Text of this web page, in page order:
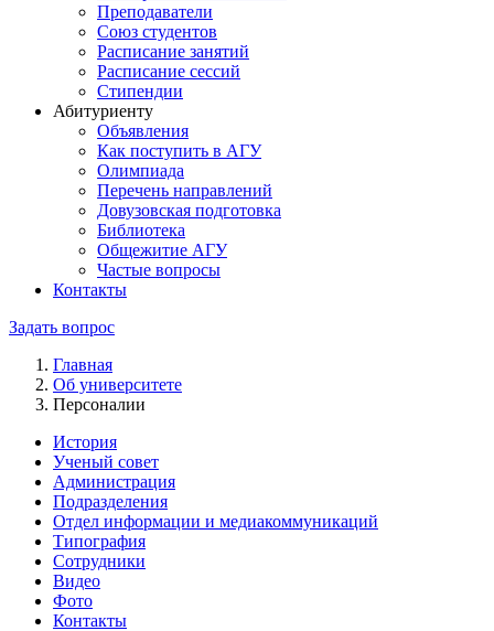
Преподаватели
Союз студентов
Расписание занятий
Расписание сессий
Стипендии
Абитуриенту
Объявления
Как поступить в АГУ
Олимпиада
Перечень направлений
Довузовская подготовка
Библиотека
Общежитие АГУ
Частые вопросы
Контакты
Задать вопрос
Главная
Об университете
Персоналии
История
Ученый совет
Администрация
Подразделения
Отдел информации и медиакоммуникаций
Типография
Сотрудники
Видео
Фото
Контакты